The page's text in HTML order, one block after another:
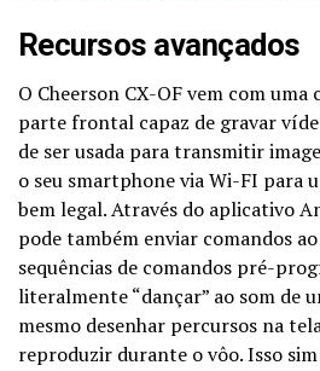
Recursos avançados
O Cheerson CX-OF vem com uma
parte frontal capaz de gravar
de ser usada para transmitir
o seu smartphone via Wi-FI para
bem legal. Através do aplicativo
pode também enviar comandos
sequências de comandos pré-
literalmente “dançar” ao som de
mesmo desenhar percursos na
reproduzir durante o vôo. Isso